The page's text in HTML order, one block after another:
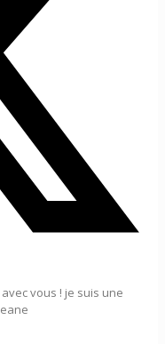
vous ! je suis une